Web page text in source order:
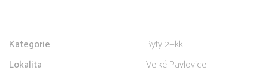
Kategorie
Byty 2+kk
Lokalita
Velké Pavlovice